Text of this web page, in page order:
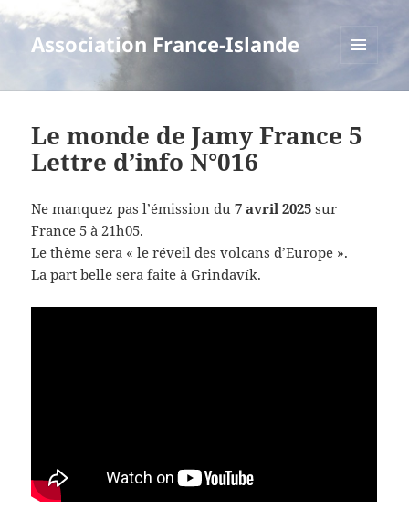
Association France-Islande
Le monde de Jamy France 5
Lettre d’info N°016
Ne manquez pas l’émission du7 avril 2025 sur
France 5 à 21h05.
Le thème sera « le réveil des volcans d’Europe ».
La part belle sera faite à Grindavík.